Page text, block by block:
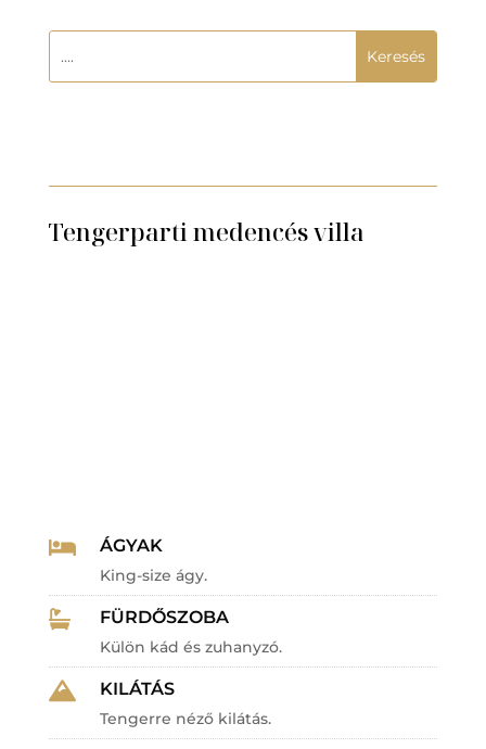
Tengerparti medencés villa
 ÁGYAK
King-size ágy.
 FÜRDŐSZOBA
Külön kád és zuhanyzó.
 KILÁTÁS
Tengerre néző kilátás.